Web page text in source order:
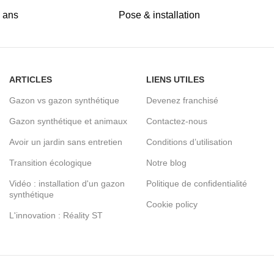
ans Pose & installation
ARTICLES
Gazon vs gazon synthétique
Gazon synthétique et animaux
Avoir un jardin sans entretien
Transition écologique
Vidéo : installation d'un gazon
synthétique
L'innovation : Réality ST
LIENS UTILES
Devenez franchisé
Contactez-nous
Conditions d’utilisation
Notre blog
Politique de confidentialité
Cookie policy